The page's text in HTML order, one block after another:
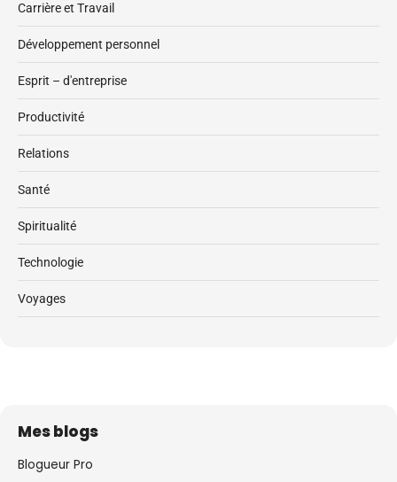
Carrière et Travail
Développement personnel
Esprit – d'entreprise
Productivité
Relations
Santé
Spiritualité
Technologie
Voyages
Mes blogs
Blogueur Pro